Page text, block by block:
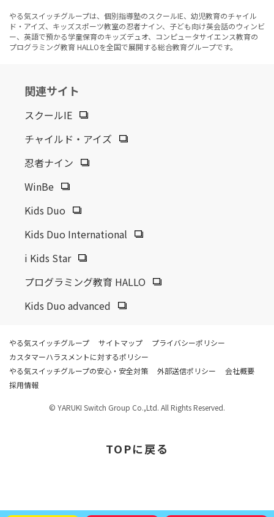
やる気スイッチグループは、個別指導塾のスクールIE、幼児教育のチャイル
ド・アイズ、キッズスポーツ教室の忍者ナイン、子ども向け英会話のウィンビ
ー、英語で預かる学童保育のキッズデュオ、コンピュータサイエンス教育の
プログラミング教育 HALLOを全国で展開する総合教育グループです。
関連サイト
スクールIE
チャイルド・アイズ
忍者ナイン
WinBe
Kids Duo
Kids Duo International
i Kids Star
プログラミング教育 HALLO
Kids Duo advanced
やる気スイッチグループ サイトマップ
プライバシーポリシー
カスタマーハラスメントに対するポリシー
やる気スイッチグループの安心・安全対策
外部送信ポリシー
会社概要
採用情報
© YARUKI Switch Group Co.,Ltd. All Rights Reserved.
TOPに戻る